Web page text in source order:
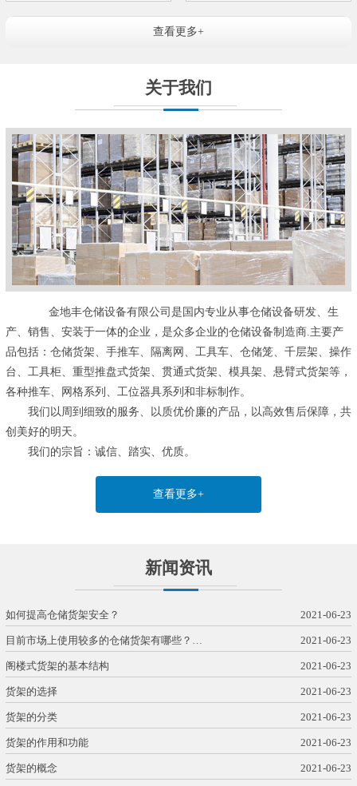
查看更多+
关于我们
金地丰仓储设备有限公司是国内专业从事仓储设备研发、生
产、销售、安装于一体的企业，是众多企业的仓储设备制造商.主要产
品包括：仓储货架、手推车、隔离网、工具车、仓储笼、千层架、操作
台、工具柜、重型推盘式货架、贯通式货架、模具架、悬臂式货架等，
各种推车、网格系列、工位器具系列和非标制作。
我们以周到细致的服务、以质优价廉的产品，以高效售后保障，共
创美好的明天。
我们的宗旨：诚信、踏实、优质。
查看更多+
新闻资讯
如何提高仓储货架安全？ 2021-06-23
目前市场上使用较多的仓储货架有哪些？… 2021-06-23
阁楼式货架的基本结构 2021-06-23
货架的选择 2021-06-23
货架的分类 2021-06-23
货架的作用和功能 2021-06-23
货架的概念 2021-06-23